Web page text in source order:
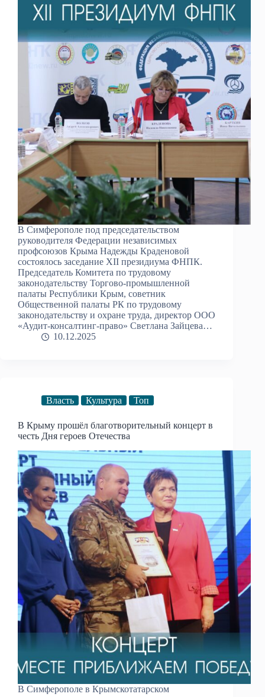
В Симферополе под председательством
руководителя Федерации независимых
профсоюзов Крыма Надежды Краденовой
состоялось заседание XII президиума ФНПК.
Председатель Комитета по трудовому
законодательству Торгово-промышленной
палаты Республики Крым, советник
Общественной палаты РК по трудовому
законодательству и охране труда, директор ООО
«Аудит-консалтинг-право» Светлана Зайцева…
10.12.2025
Власть Культура Топ
В Крыму прошёл благотворительный концерт в
честь Дня героев Отечества
В Симферополе в Крымскотатарском